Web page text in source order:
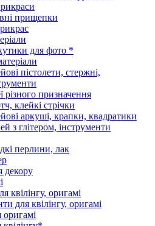
прищепки
для фото *
пістолети, стержні,
різного призначення
клейкі стрічки
аркуші, крапки, квадратики
з глітером, інструменти
перлини, лак
декору
квілінгу, оригамі
для квілінгу, оригамі
оригамі